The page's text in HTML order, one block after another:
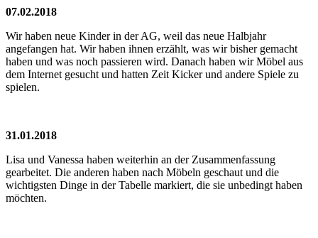
07.02.2018
Wir haben neue Kinder in der AG, weil das neue Halbjahr
angefangen hat. Wir haben ihnen erzählt, was wir bisher gemacht
haben und was noch passieren wird. Danach haben wir Möbel aus
dem Internet gesucht und hatten Zeit Kicker und andere Spiele zu
spielen.
31.01.2018
Lisa und Vanessa haben weiterhin an der Zusammenfassung
gearbeitet. Die anderen haben nach Möbeln geschaut und die
wichtigsten Dinge in der Tabelle markiert, die sie unbedingt haben
möchten.